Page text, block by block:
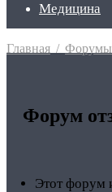
Медицина
Главная / Форумы
Форум
Этот форум